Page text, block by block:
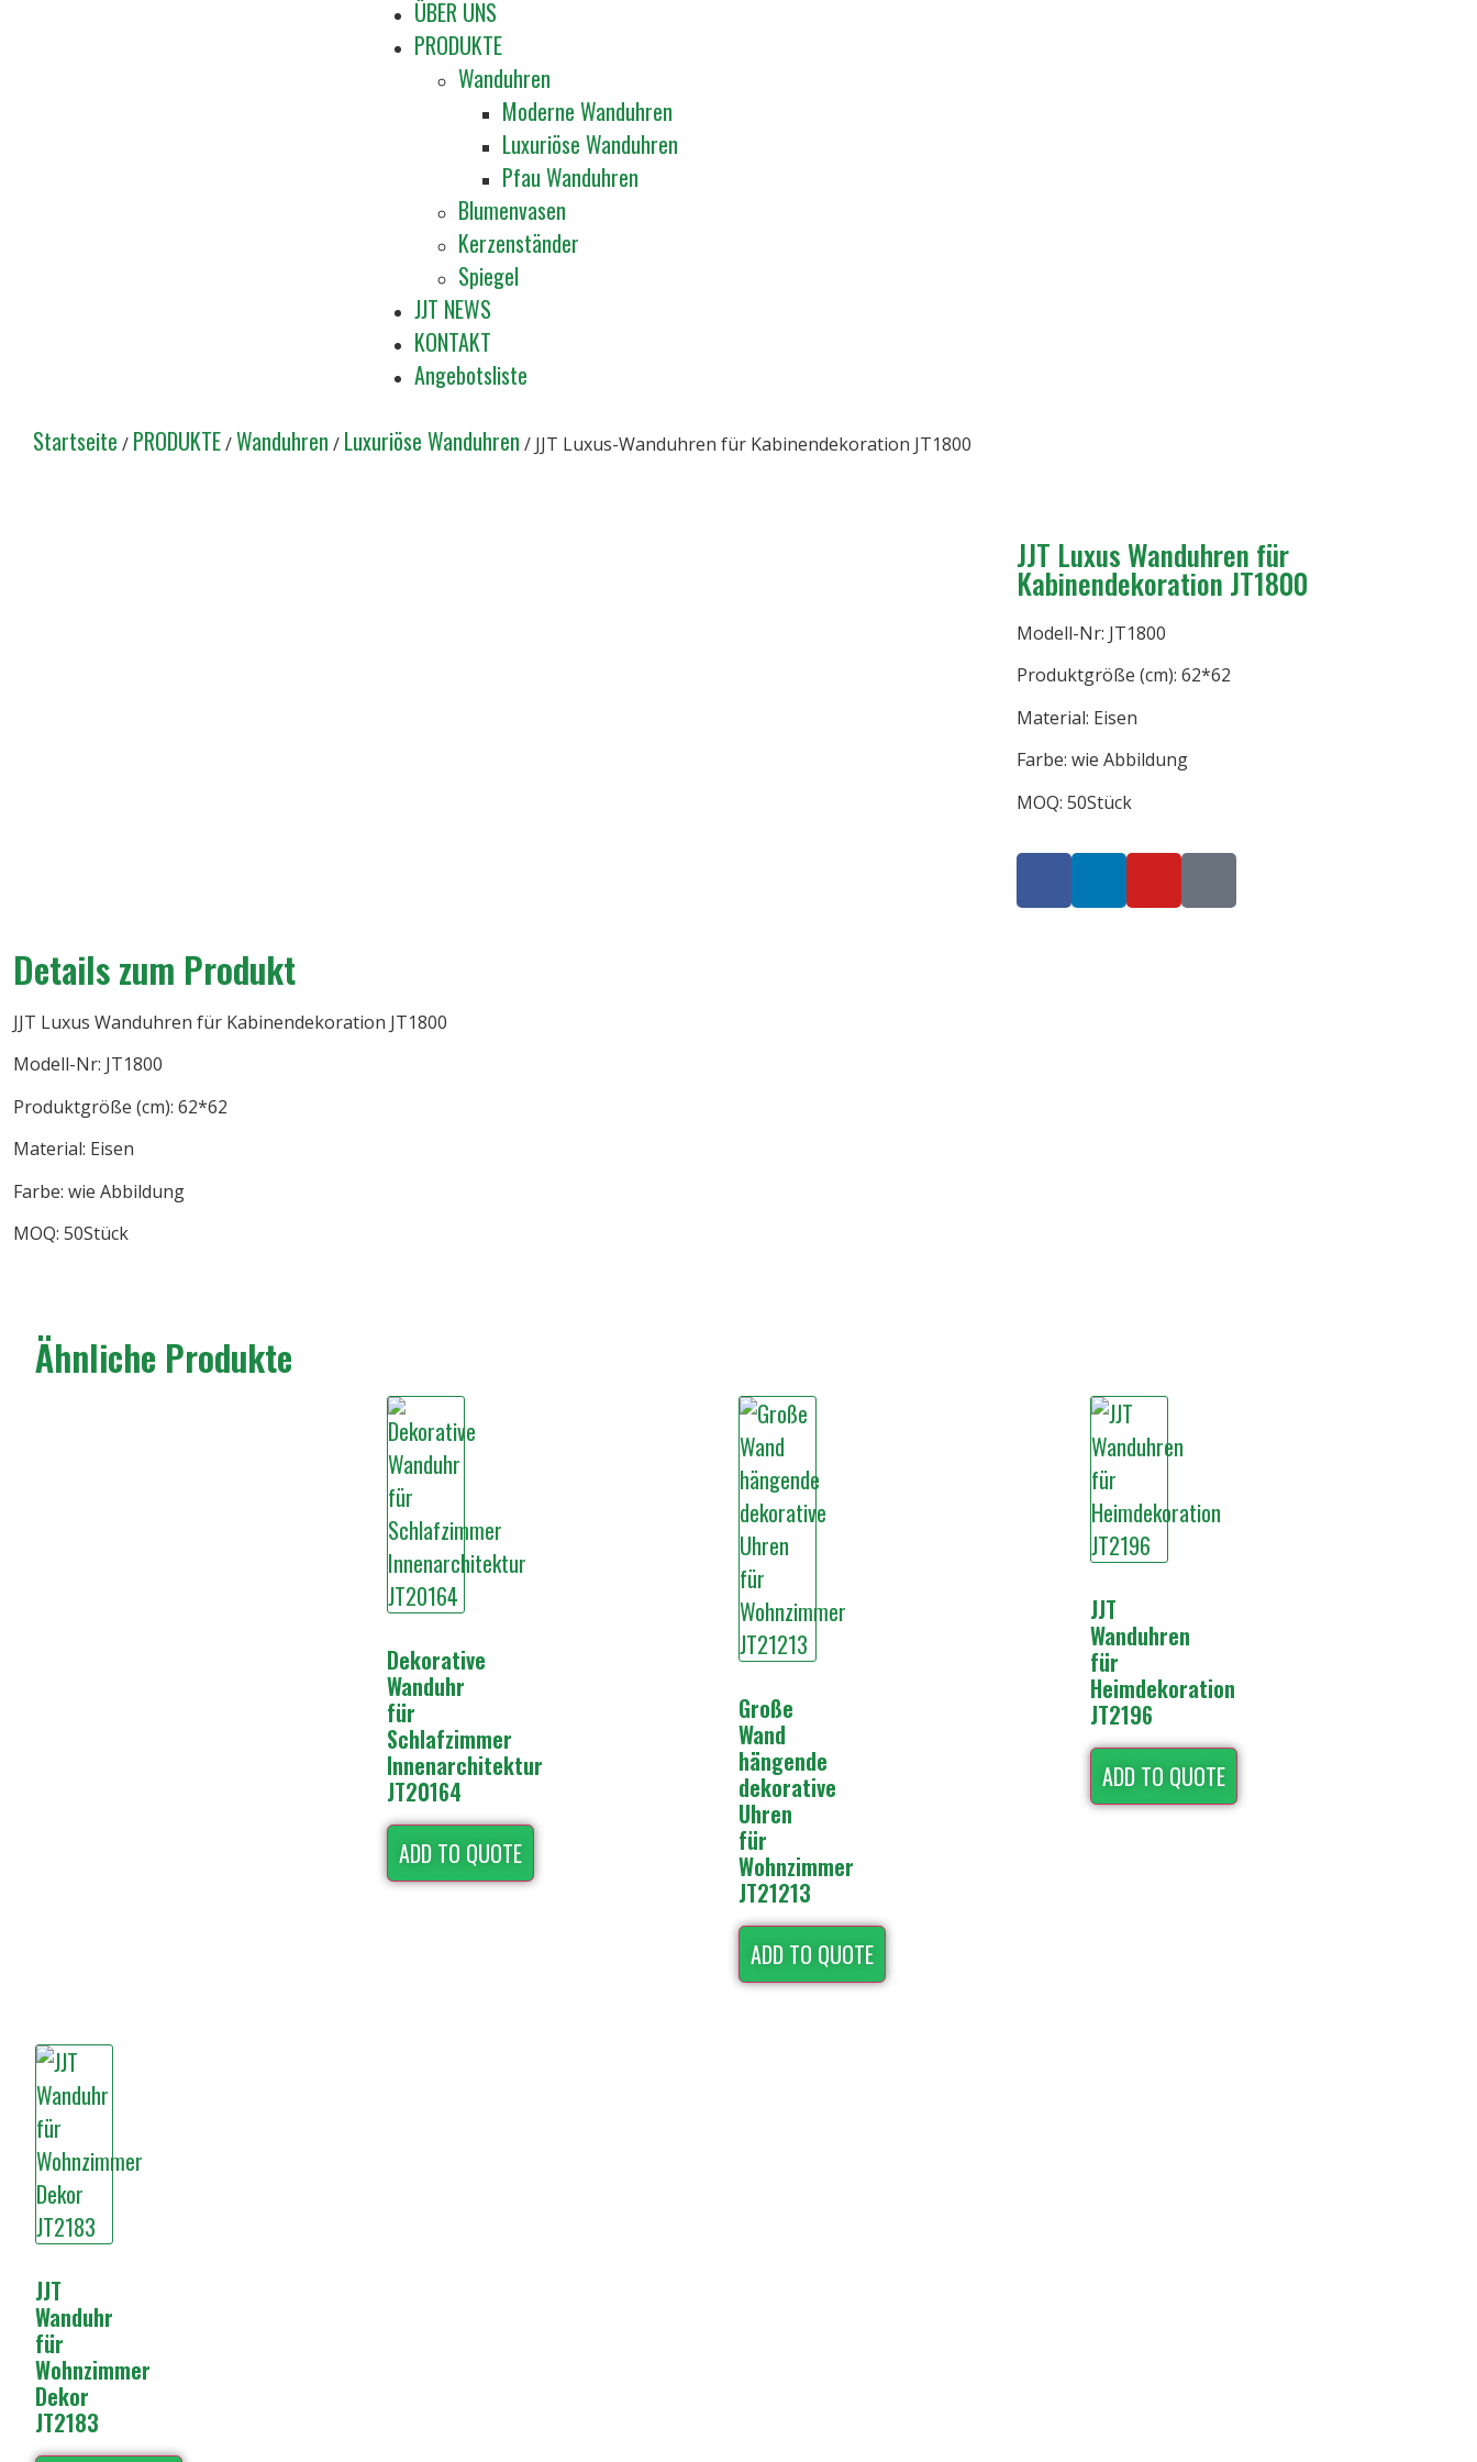
ÜBER UNS
PRODUKTE
Wanduhren
Moderne Wanduhren
Luxuriöse Wanduhren
Pfau Wanduhren
Blumenvasen
Kerzenständer
Spiegel
JJT NEWS
KONTAKT
Angebotsliste
Startseite / PRODUKTE/Wanduhren / Luxuriöse Wanduhren / JJT Luxus-Wanduhren für Kabinendekoration JT1800
JJT Luxus Wanduhren für
Kabinendekoration JT1800
Modell-Nr: JT1800
Produktgröße (cm): 62*62
Material: Eisen
Farbe: wie Abbildung
MOQ: 50Stück
Details zum Produkt
JJT Luxus Wanduhren für Kabinendekoration JT1800
Modell-Nr: JT1800
Produktgröße (cm): 62*62
Material: Eisen
Farbe: wie Abbildung
MOQ: 50Stück
Ähnliche Produkte
Dekorative
Wanduhr
für
Schlafzimmer
Innenarchitektur
JT20164
ADD TO QUOTE
Große
Wand
hängende
dekorative
Uhren
für
Wohnzimmer
JT21213
ADD TO QUOTE
JJT
Wanduhren
für
Heimdekoration
JT2196
ADD TO QUOTE
JJT
Wanduhr
für
Wohnzimmer
Dekor
JT2183